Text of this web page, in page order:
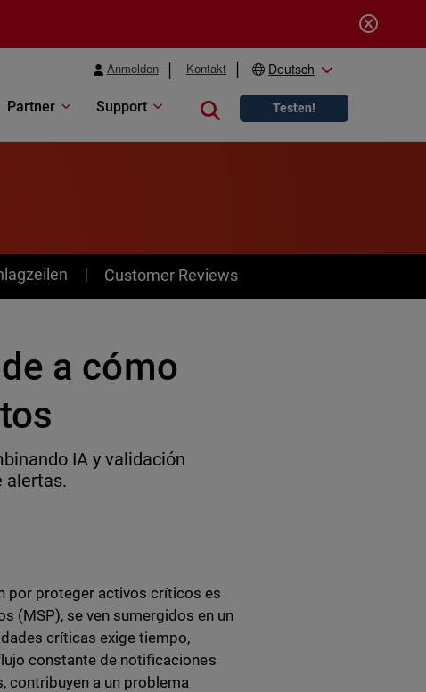
Anmelden Kontakt Deutsch
Partner Support Close search
Testen!
Customer Reviews
a cómo
IA y validación
alertas.
por proteger activos críticos es
(MSP), se ven sumergidos en un
críticas exige tiempo,
constante de notificaciones
contribuyen a un problema